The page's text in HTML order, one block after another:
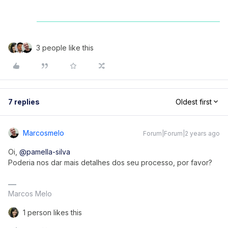
3 people like this
7 replies Oldest first
Marcosmelo Forum|Forum|2 years ago
Oi, @pamella-silva
Poderia nos dar mais detalhes dos seu processo, por favor?
Marcos Melo
1 person likes this